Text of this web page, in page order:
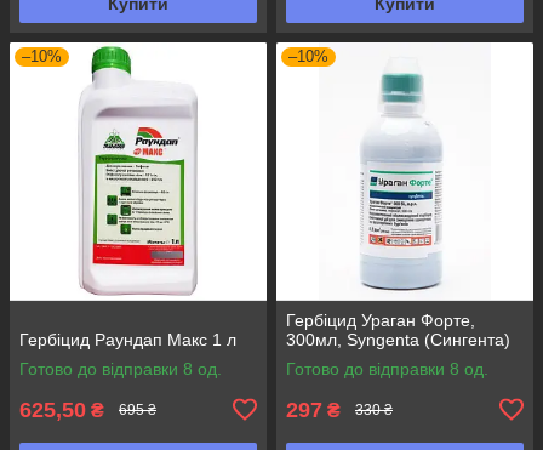
–10%
Гербіцид Раундап Макс 1 л
Готово до відправки 8 од.
625,50 ₴ 695 ₴
–10%
Гербіцид Ураган Форте,
300мл, Syngenta (Сингента)
Готово до відправки 8 од.
297 ₴ 330 ₴